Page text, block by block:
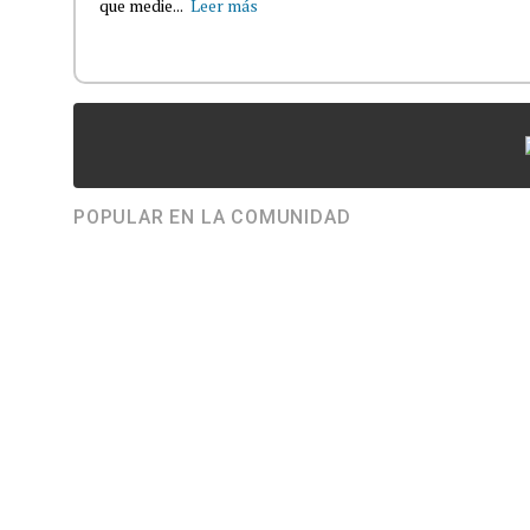
que medie... Leer más
POPULAR EN LA COMUNIDAD